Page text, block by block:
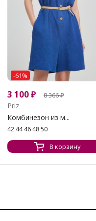
-61%
3 100₽ 8 366₽
Priz
Комбинезон из м...
42 44 46 48 50
В корзину